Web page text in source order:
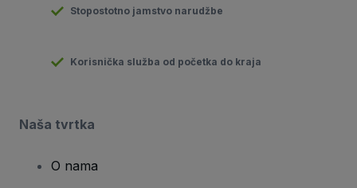
Stopostotno jamstvo narudžbe
Korisnička služba od početka do kraja
Naša tvrtka
O nama